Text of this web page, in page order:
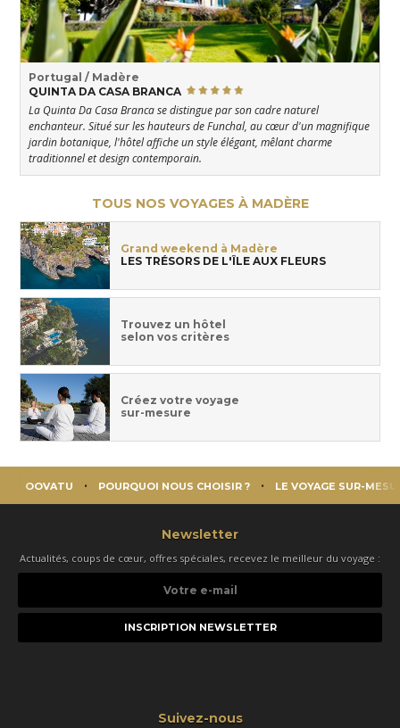
Portugal / Madère
QUINTA DA CASA BRANCA
La Quinta Da Casa Branca se distingue par son cadre naturel
enchanteur. Situé sur les hauteurs de Funchal, au cœur d'un magnifique
jardin botanique, l'hôtel affiche un style élégant, mêlant charme
traditionnel et design contemporain.
TOUS NOS VOYAGES À MADÈRE
Grand weekend à Madère
LES TRÉSORS DE L'ÎLE AUX FLEURS
Trouvez un hôtel
selon vos critères
Créez votre voyage
sur-mesure
OOVATU POURQUOI NOUS CHOISIR ? LE VOYAGE SUR-
Newsletter
Actualités, coups de cœur, offres spéciales, recevez le meilleur du voyage :
e-
Suivez-nous